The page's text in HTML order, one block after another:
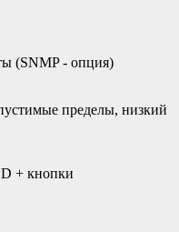
(SNMP - опция)
пределы, низкий
+ кнопки